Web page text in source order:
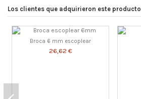
Los clientes que adquirieron este
Broca 6 mm escoplear
26,62 €